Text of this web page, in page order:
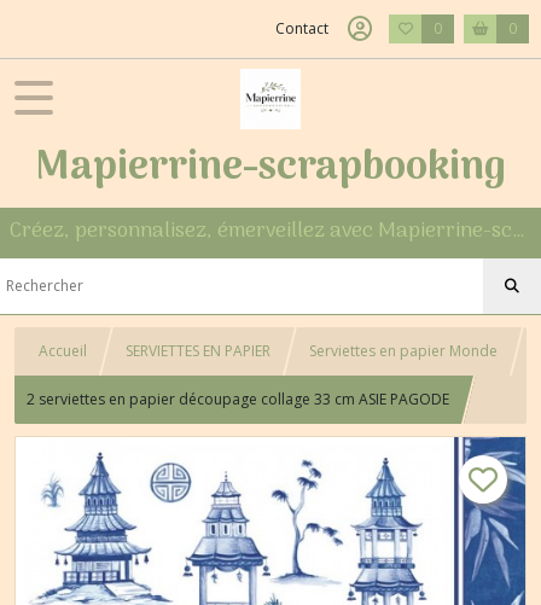
Contact 0 0
Mapierrine-scrapbooking
Créez, personnalisez, émerveillez avec Mapierrine-scrapbooking
Accueil SERVIETTES EN PAPIER Serviettes en papier Monde
2 serviettes en papier découpage collage 33 cm ASIE PAGODE